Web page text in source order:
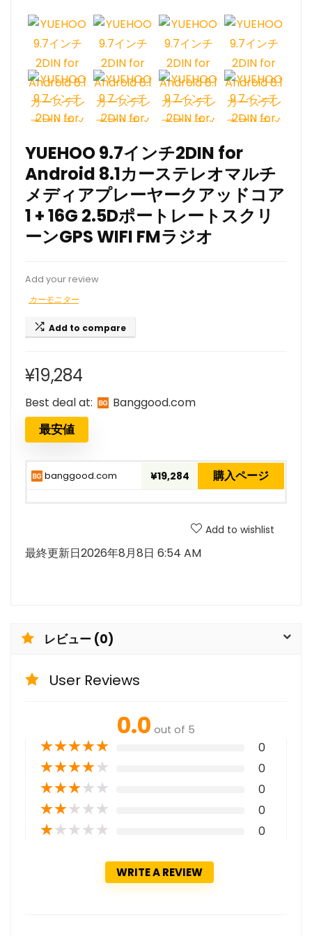
YUEHOO 9.7インチ2DIN for
Android 8.1カーステレオマルチ
メディアプレーヤークアッドコア
1 + 16G 2.5Dポートレートスクリ
ーンGPS WIFI FMラジオ
Add your review
カーモニター
Add to compare
¥19,284
Best deal at: banggood.com
最安値
banggood.com ¥19,284 購入ページ
Add to wishlist
最終更新日2026年8月8日 6:54 AM
レビュー (0)
User Reviews
0.0 out of 5
★★★★★ 0
★★★★★ 0
★★★★★ 0
★★★★★ 0
★★★★★ 0
WRITE A REVIEW